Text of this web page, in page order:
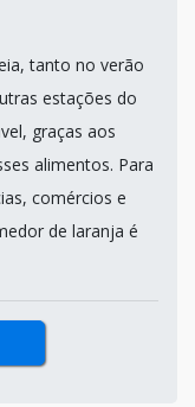
tanto no verão
estações do
graças aos
alimentos. Para
comércios e
de laranja é